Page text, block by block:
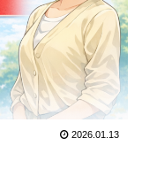
2026.01.13